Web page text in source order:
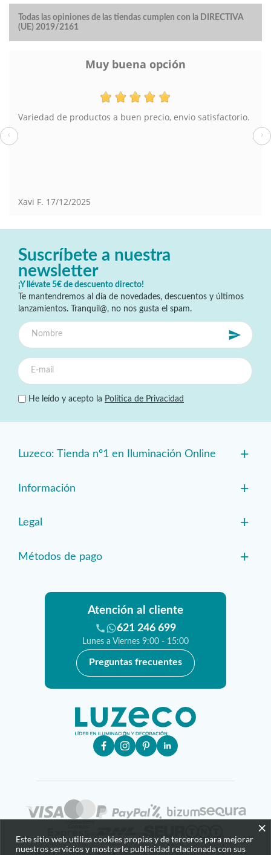
Todas las opiniones de las tiendas cumplen con la DIRECTIVA
(UE) 2019/2161
Muy buena opción
Variedad de productos a buen precio, envio satisfactorio.
Xavi F. 17/12/2025
‹ ›
Suscríbete a nuestra
newsletter
¡Y llévate 5€ de descuento directo!
Te mantendremos al día de novedades, descuentos y últimos
lanzamientos. Tranquil@, no nos gusta el spam.
He leído y acepto la Política de Privacidad
Luzeco: Tienda nº1 en Iluminación Online +
Información +
Legal +
Métodos de pago +
Atención al cliente
621 246 699
Lunes a Viernes 9:00 - 15:00
Preguntas frecuentes
×
Este sitio web utiliza cookies propias y de terceros para mejorar
nuestros servicios y mostrarle publicidad relacionada con sus